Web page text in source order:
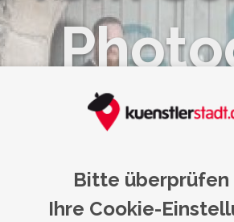
Bitte überprüfen
Ihre Cookie-